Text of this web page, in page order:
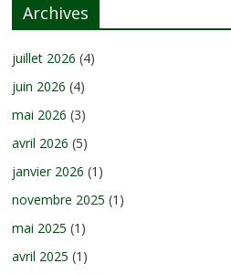
Archives
juillet 2026 (4)
juin 2026 (4)
mai 2026 (3)
avril 2026 (5)
janvier 2026 (1)
novembre 2025 (1)
mai 2025 (1)
avril 2025 (1)